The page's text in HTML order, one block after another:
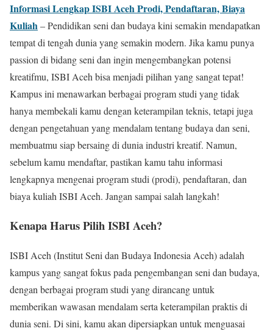
Informasi Lengkap ISBI Aceh Prodi, Pendaftaran, Biaya
Kuliah– Pendidikan seni dan budaya kini semakin mendapatkan
tempat di tengah dunia yang semakin modern. Jika kamu punya
passion di bidang seni dan ingin mengembangkan potensi
kreatifmu, ISBI Aceh bisa menjadi pilihan yang sangat tepat!
Kampus ini menawarkan berbagai program studi yang tidak
hanya membekali kamu dengan keterampilan teknis, tetapi juga
dengan pengetahuan yang mendalam tentang budaya dan seni,
membuatmu siap bersaing di dunia industri kreatif. Namun,
sebelum kamu mendaftar, pastikan kamu tahu informasi
lengkapnya mengenai program studi (prodi), pendaftaran, dan
biaya kuliah ISBI Aceh. Jangan sampai salah langkah!
Kenapa Harus Pilih ISBI Aceh?
ISBI Aceh (Institut Seni dan Budaya Indonesia Aceh) adalah
kampus yang sangat fokus pada pengembangan seni dan budaya,
dengan berbagai program studi yang dirancang untuk
memberikan wawasan mendalam serta keterampilan praktis di
dunia seni. Di sini, kamu akan dipersiapkan untuk menguasai